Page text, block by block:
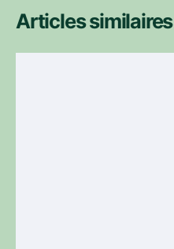
Articles similaires